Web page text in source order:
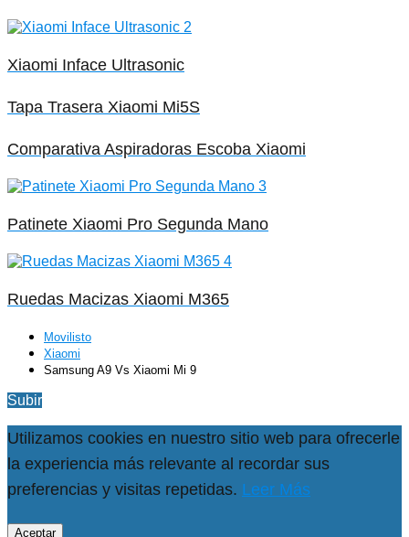
Xiaomi Inface Ultrasonic
Tapa Trasera Xiaomi Mi5S
Comparativa Aspiradoras Escoba Xiaomi
Patinete Xiaomi Pro Segunda Mano
Ruedas Macizas Xiaomi M365
Movilisto
Xiaomi
Samsung A9 Vs Xiaomi Mi 9
Subir
Utilizamos cookies en nuestro sitio web para ofrecerle
la experiencia más relevante al recordar sus
preferencias y visitas repetidas. Leer Más
Aceptar